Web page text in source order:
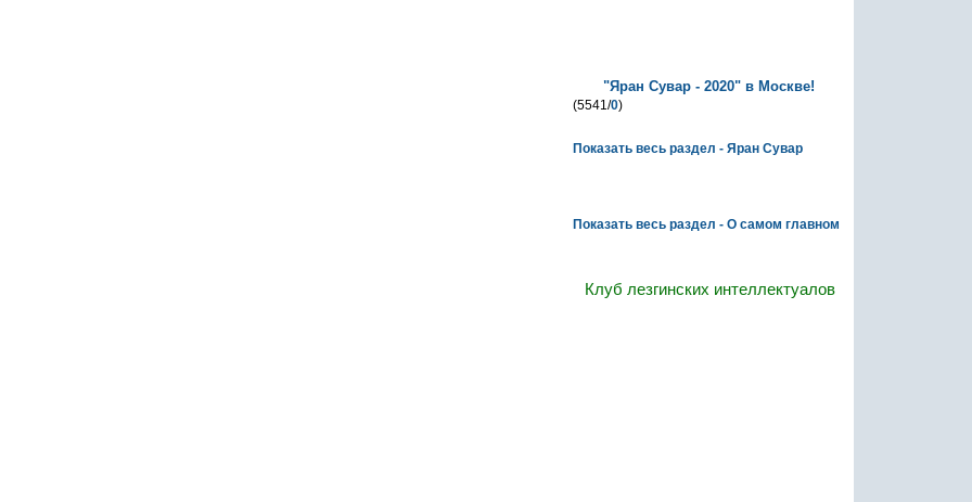
"Яран Сувар - 2020" в Москве!
(5541/0)
Показать весь раздел - Яран Сувар
Показать весь раздел - О самом главном
Клуб лезгинских интеллектуалов